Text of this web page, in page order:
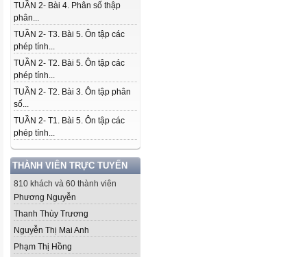
TUẦN 2- Bài 4. Phân số thập
phân...
TUẦN 2- T3. Bài 5. Ôn tập các
phép tính...
TUẦN 2- T2. Bài 5. Ôn tập các
phép tính...
TUẦN 2- T2. Bài 3. Ôn tập phân
số...
TUẦN 2- T1. Bài 5. Ôn tập các
phép tính...
THÀNH VIÊN TRỰC TUYẾN
810 khách và 60 thành viên
Phương Nguyễn
Thanh Thùy Trương
Nguyễn Thị Mai Anh
Phạm Thị Hồng